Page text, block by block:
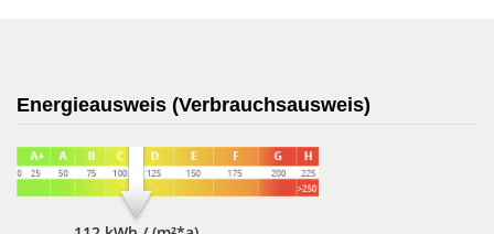
Energieausweis (Verbrauchsausweis)